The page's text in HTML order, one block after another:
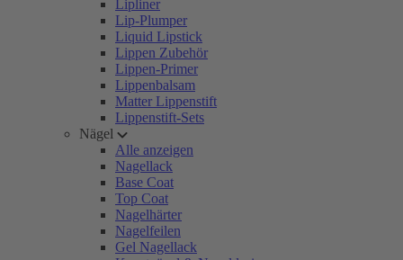
Lipliner
Lip-Plumper
Liquid Lipstick
Lippen Zubehör
Lippen-Primer
Lippenbalsam
Matter Lippenstift
Lippenstift-Sets
Nägel
Alle anzeigen
Nagellack
Base Coat
Top Coat
Nagelhärter
Nagelfeilen
Gel Nagellack